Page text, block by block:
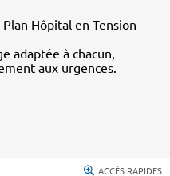
Hôpital en Tension –
adaptée à chacun,
aux urgences.
ACCÈS RAPIDES